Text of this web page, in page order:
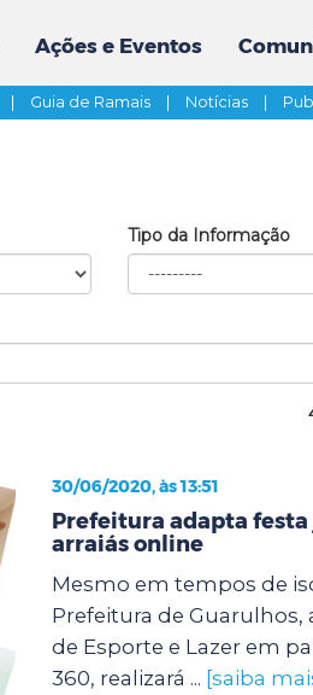
Ações e Eventos
| Guia de Ramais | Notícias |
Tipo da Informação
30/06/2020, às 13:51
Prefeitura adapta
arraiás online
Mesmo em tempos de
Prefeitura de Guarulhos,
de Esporte e Lazer em
360, realizará ... [saiba